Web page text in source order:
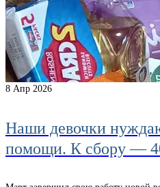
8 Апр 2026
Наши девочки
помощи. К сбору —